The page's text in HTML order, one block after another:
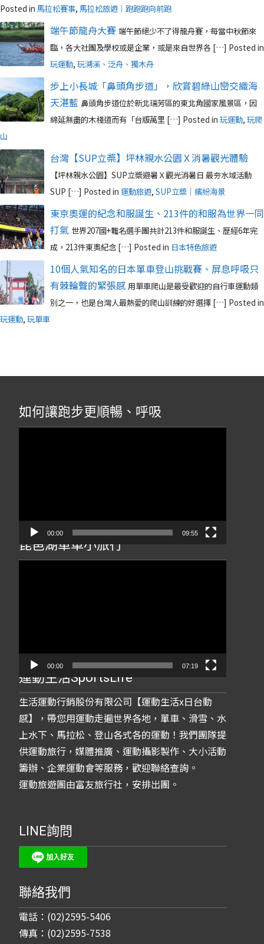
Posted in 馬拉松賽事, 馬拉松旅遊｜跑跑跑向前跑
端午節龍舟大賽 端午節絕少不了得龍舟賽，每當中秋節來
臨，各大社團及學校或是企業，或是來自世界各 […] Posted in
玩運動, 玩溯溪、泛舟、獨木舟
步上小長城「鼻頭角步道」，欣賞碧綠山巒交織海
天湛藍 鼻頭角步道位於新北瑞芳區的東北角國家風景區，因
綿延無盡的木棧道而有「台版萬里 […] Posted in 玩運動, 玩爬
山
台灣【SUP立槳】坪林親水公園Ｘ消暑觀光體驗
【坪林親水公園】SUP立槳避暑Ｘ觀光消暑日 最夯水域活動
SUP […] Posted in 運動旅遊, SUP立槳｜繽紛海景
東京奧運的紀念和服誕生、213件的和服為世界一同
打氣 世界207國+難名選手團共計213件和服誕生、歷經6年完
成，213件東奧紀念 […] Posted in 日本特色旅遊
10個人氣知名的日本單車登山挑戰賽、屏息呼吸只
有棘輪聲的緊張感 用單車爬山是最受歡迎的自行車運動類
別之一，也是台灣人最熱愛的爬山訓練的好選擇 […] Posted in
玩運動, 玩單車
如何讓跑步更順暢、呼吸
00:00 09:55
琵琶湖單車小旅行
00:00 07:19
運動生活SportsLife
生活運動行銷股份有限公司【運動生活x日台動
感】，帶您用運動走遍世界各地，單車、滑雪、水
上水下、馬拉松、登山各式各的運動！我們團隊提
供運動旅行，媒體推廣、運動攝影製作、大小活動
籌辦、企業運動會等服務，歡迎聯絡查詢。
運動旅遊團由富友旅行社，安排出團。
LINE詢問
聯絡我們
電話：(02)2595-5406
傳真：(02)2595-7538